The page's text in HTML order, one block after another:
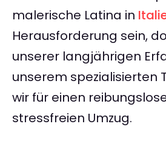
malerische Latina in
Herausforderung sein,
unserer langjährigen
unserem spezialisierten
wir für einen
stressfreien Umzug.